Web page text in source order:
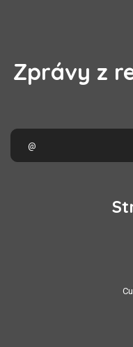
Zprávy z